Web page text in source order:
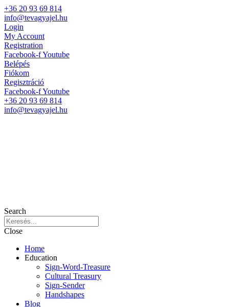
+36 20 93 69 814
info@tevagyajel.hu
Login
My Account
Registration
Facebook-fYoutube
Belépés
Fiókom
Regisztráció
Facebook-fYoutube
+36 20 93 69 814
info@tevagyajel.hu
Search
Close
Home
Education
Sign-Word-Treasure
Cultural Treasury
Sign-Sender
Handshapes
Blog